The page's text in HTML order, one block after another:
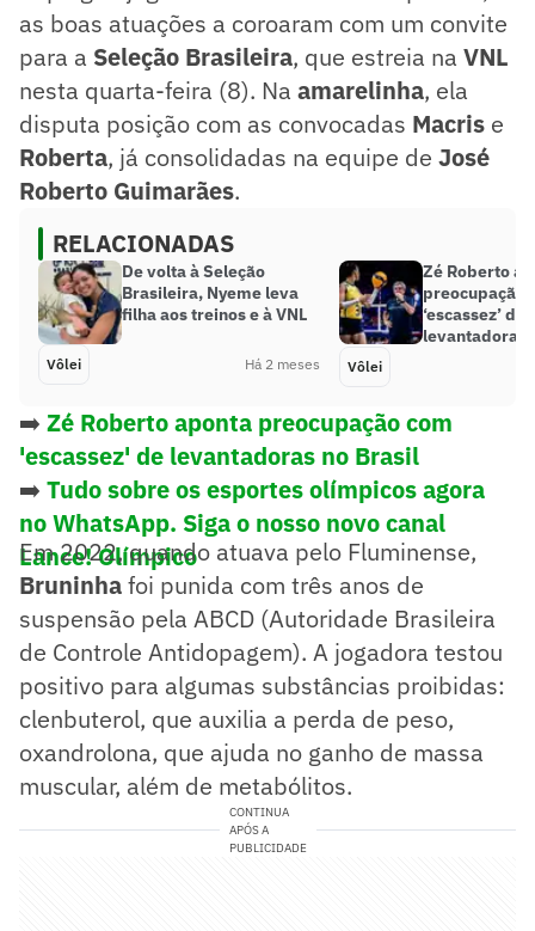
as boas atuações a coroaram com um convite
para a Seleção Brasileira, que estreia na VNL
nesta quarta-feira (8). Na amarelinha, ela
disputa posição com as convocadas Macris e
Roberta, já consolidadas na equipe de José
Roberto Guimarães.
RELACIONADAS
De volta à Seleção
Brasileira, Nyeme leva
filha aos treinos e à VNL
Vôlei Há 2 meses
Zé Roberto
preocupação
‘escassez’ de
levantadoras
Vôlei
➡️ Zé Roberto aponta preocupação com
'escassez' de levantadoras no Brasil
➡️ Tudo sobre os esportes olímpicos agora
no WhatsApp. Siga o nosso novo canal
Lance! Olímpico
Em 2022, quando atuava pelo Fluminense,
Bruninhafoi punida com três anos de
suspensão pela ABCD (Autoridade Brasileira
de Controle Antidopagem). A jogadora testou
positivo para algumas substâncias proibidas:
clenbuterol, que auxilia a perda de peso,
oxandrolona, que ajuda no ganho de massa
muscular, além de metabólitos.
CONTINUA
APÓS A
PUBLICIDADE